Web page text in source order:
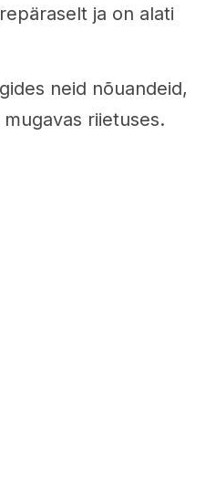
ja on alati
neid nõuandeid,
riietuses.